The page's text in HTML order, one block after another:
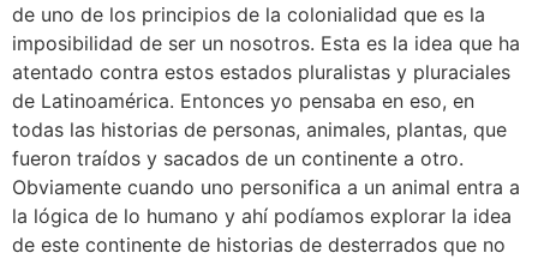
de uno de los principios de la colonialidad que es la
imposibilidad de ser un nosotros. Esta es la idea que ha
atentado contra estos estados pluralistas y pluraciales
de Latinoamérica. Entonces yo pensaba en eso, en
todas las historias de personas, animales, plantas, que
fueron traídos y sacados de un continente a otro.
Obviamente cuando uno personifica a un animal entra a
la lógica de lo humano y ahí podíamos explorar la idea
de este continente de historias de desterrados que no